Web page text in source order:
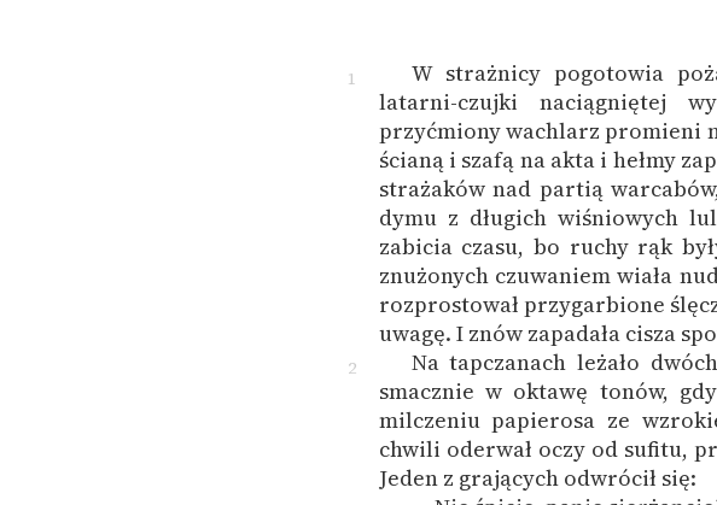
1
W strażnicy pogotowia
latarni-czujki naciągniętej
przyćmiony wachlarz promieni
ścianą i szafą na akta i hełmy
strażaków nad partią
dymu z długich wiśniowych
zabicia czasu, bo ruchy rąk
znużonych czuwaniem wiała
rozprostował przygarbione
uwagę. I znów zapadała cisza
2
Na tapczanach leżało
smacznie w oktawę tonów,
milczeniu papierosa ze
chwili oderwał oczy od sufitu,
Jeden z grających odwrócił się: